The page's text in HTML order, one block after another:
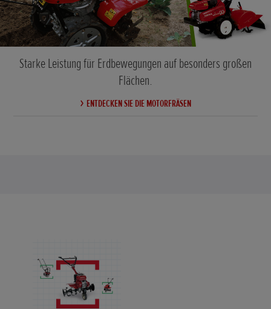
Starke Leistung für Erdbewegungen auf besonders großen
Flächen.
ENTDECKEN SIE DIE MOTORFRÄSEN